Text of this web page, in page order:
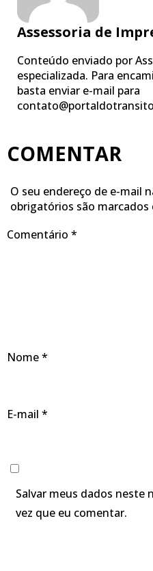
Assessoria de
Conteúdo enviado por
especializada. Para
basta enviar e-mail para
COMENTAR
O seu endereço de e-mail
obrigatórios são marcados
Comentário *
Nome*
E-mail *
Salvar meus dados neste
vez que eu comentar.